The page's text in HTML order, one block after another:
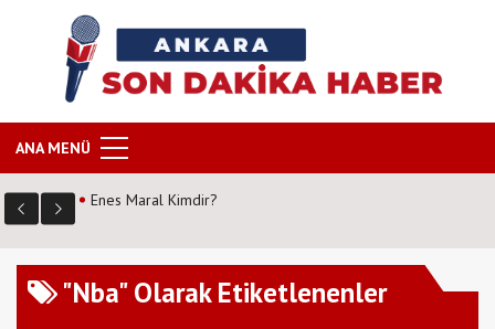
ANA MENÜ
Enes Maral Kimdir?
"Nba" Olarak Etiketlenenler